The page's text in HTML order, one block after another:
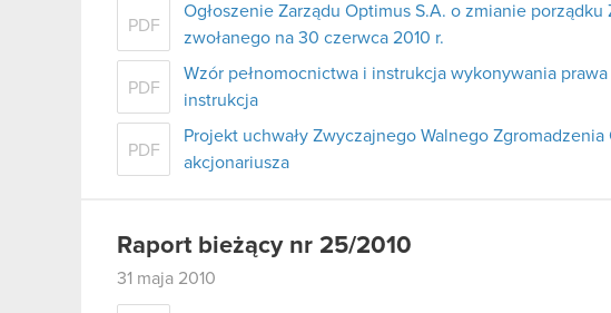
PDF
Ogłoszenie Zarządu Optimus S.A. o zmianie
zwołanego na 30 czerwca 2010 r.
PDF
Wzór pełnomocnictwa i instrukcja wykonywania
instrukcja
PDF
Projekt uchwały Zwyczajnego Walnego
akcjonariusza
Raport bieżący nr 25/2010
31 maja 2010